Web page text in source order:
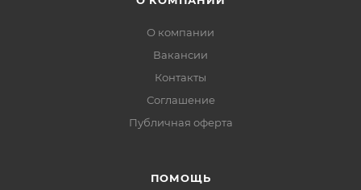
О компании
Вакансии
Контакты
Соглашение
Публичная оферта
ПОМОЩЬ